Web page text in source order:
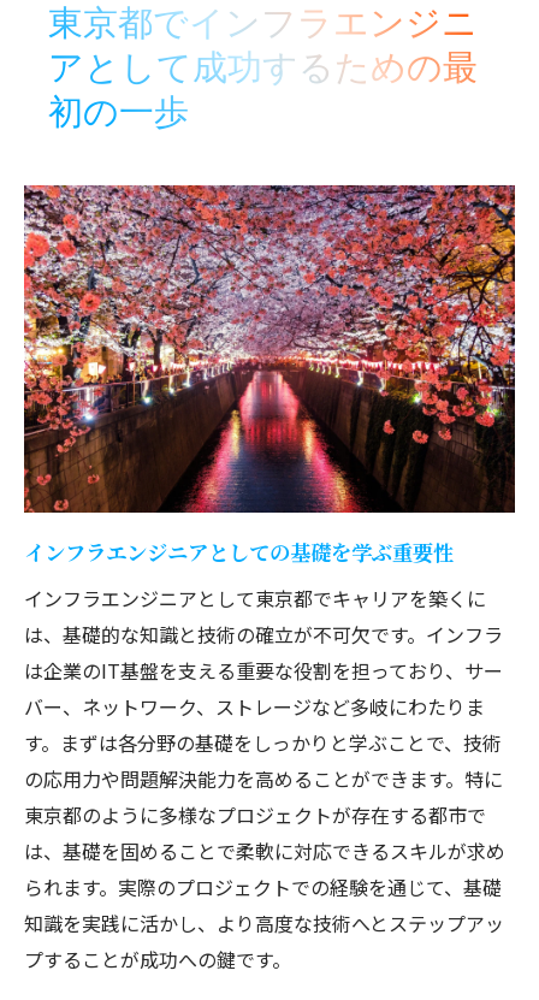
東京でのネットワークと人脈の構築方法
システムエンジニアとしての柔軟な思考の
重要性
キルセット
インフラ構築のスキルを活かし東京都でキャリ
アアップする方法
キャリアアップに繋がる実践的なインフラ
スキル
インフラ構築経験がもたらすキャリアの幅
東京の企業が求めるインフラエンジニアの
資質
成長するための継続的なスキルアップ方法
インフラエンジニアの多様なキャリアパス
ーション術
クラウドサービスの急成長東京都でのインフラ
エンジニアの新たな可能性
クラウドテクノロジーの基礎知識と東京都
の動向
クラウドサービスがインフラエンジニアに
与える影響
東京でのクラウドサービス導入事例
クラウドスキル習得のための効果的な学習
法
東京都でインフラエンジニ
アとして成功するための最
初の一歩
インフラエンジニアとしての基礎を学ぶ重要性
インフラエンジニアとして東京都でキャリアを築くに
は、基礎的な知識と技術の確立が不可欠です。インフラ
は企業のIT基盤を支える重要な役割を担っており、サー
バー、ネットワーク、ストレージなど多岐にわたりま
す。まずは各分野の基礎をしっかりと学ぶことで、技術
の応用力や問題解決能力を高めることができます。特に
東京都のように多様なプロジェクトが存在する都市で
は、基礎を固めることで柔軟に対応できるスキルが求め
られます。実際のプロジェクトでの経験を通じて、基礎
知識を実践に活かし、より高度な技術へとステップアッ
プすることが成功への鍵です。